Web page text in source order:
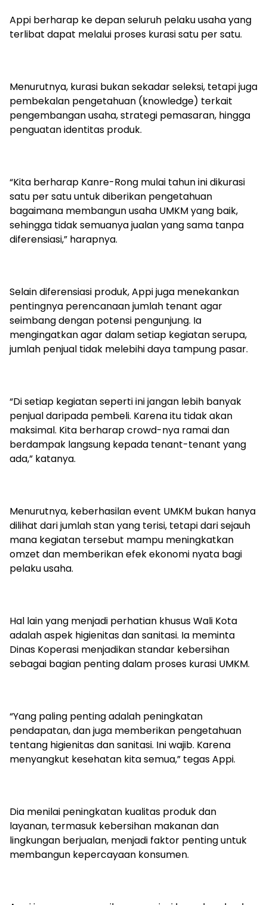
Appi berharap ke depan seluruh pelaku usaha yang
terlibat dapat melalui proses kurasi satu per satu.
Menurutnya, kurasi bukan sekadar seleksi, tetapi juga
pembekalan pengetahuan (knowledge) terkait
pengembangan usaha, strategi pemasaran, hingga
penguatan identitas produk.
“Kita berharap Kanre-Rong mulai tahun ini dikurasi
satu per satu untuk diberikan pengetahuan
bagaimana membangun usaha UMKM yang baik,
sehingga tidak semuanya jualan yang sama tanpa
diferensiasi,” harapnya.
Selain diferensiasi produk, Appi juga menekankan
pentingnya perencanaan jumlah tenant agar
seimbang dengan potensi pengunjung. Ia
mengingatkan agar dalam setiap kegiatan serupa,
jumlah penjual tidak melebihi daya tampung pasar.
“Di setiap kegiatan seperti ini jangan lebih banyak
penjual daripada pembeli. Karena itu tidak akan
maksimal. Kita berharap crowd-nya ramai dan
berdampak langsung kepada tenant-tenant yang
ada,” katanya.
Menurutnya, keberhasilan event UMKM bukan hanya
dilihat dari jumlah stan yang terisi, tetapi dari sejauh
mana kegiatan tersebut mampu meningkatkan
omzet dan memberikan efek ekonomi nyata bagi
pelaku usaha.
Hal lain yang menjadi perhatian khusus Wali Kota
adalah aspek higienitas dan sanitasi. Ia meminta
Dinas Koperasi menjadikan standar kebersihan
sebagai bagian penting dalam proses kurasi UMKM.
“Yang paling penting adalah peningkatan
pendapatan, dan juga memberikan pengetahuan
tentang higienitas dan sanitasi. Ini wajib. Karena
menyangkut kesehatan kita semua,” tegas Appi.
Dia menilai peningkatan kualitas produk dan
layanan, termasuk kebersihan makanan dan
lingkungan berjualan, menjadi faktor penting untuk
membangun kepercayaan konsumen.